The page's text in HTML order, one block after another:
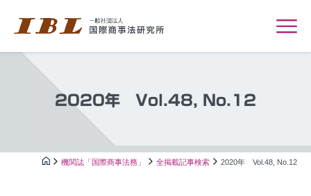
2020年 Vol.48, No.12
機関誌「国際商事法務」 全掲載記事検索 2020年 Vol.48, No.12